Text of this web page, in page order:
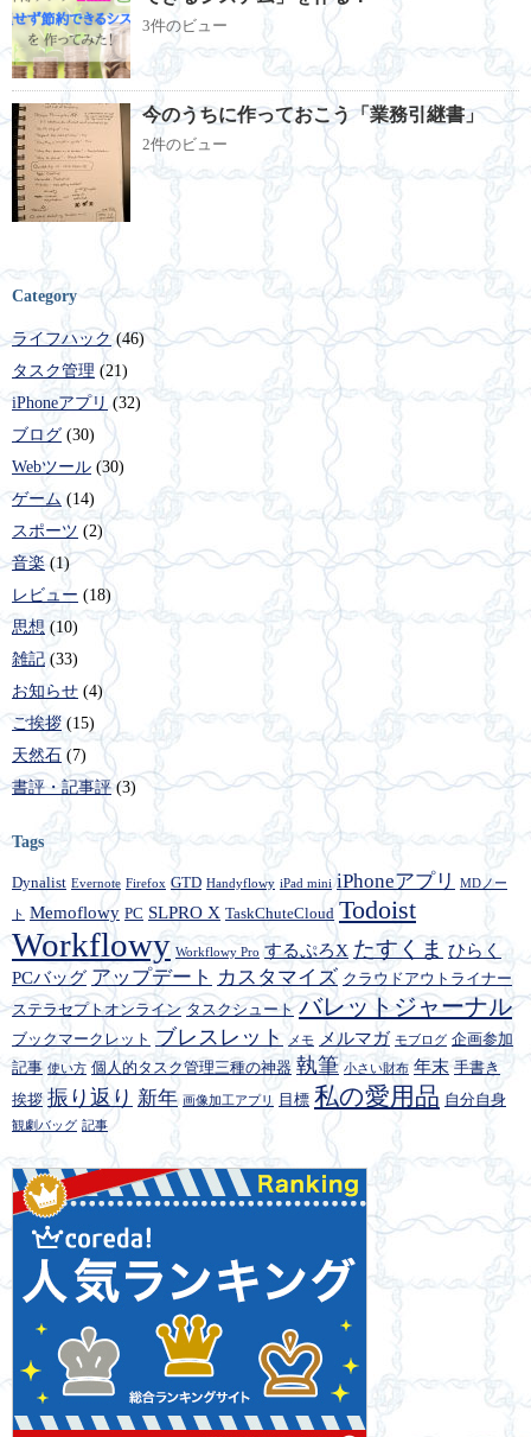
3件のビュー
今のうちに作っておこう「業務引継書」
2件のビュー
Category
ライフハック (46)
タスク管理 (21)
iPhoneアプリ (32)
ブログ (30)
Webツール (30)
ゲーム (14)
スポーツ (2)
音楽(1)
レビュー (18)
思想 (10)
雑記 (33)
お知らせ (4)
ご挨拶 (15)
天然石 (7)
書評・記事評(3)
Tags
Dynalist Evernote Firefox GTD Handyflowy iPad mini iPhoneアプリ MDノー
ト Memoflowy PC SLPRO X TaskChuteCloud Todoist
Workflowy Workflowy Pro するぷろX たすくま ひらく
PCバッグ アップデート カスタマイズ クラウドアウトライナー
ステラセプトオンライン タスクシュート バレットジャーナル
ブックマークレット ブレスレット メモ メルマガ モブログ 企画参加
記事 使い方 個人的タスク管理三種の神器 執筆 小さい財布 年末 手書き
挨拶 振り返り 新年 画像加工アプリ 目標 私の愛用品 自分自身
観劇バッグ 記事